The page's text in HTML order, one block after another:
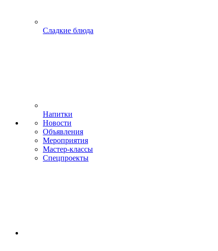
Сладкие блюда
Напитки
Новости
Объявления
Мероприятия
Мастер-классы
Спецпроекты